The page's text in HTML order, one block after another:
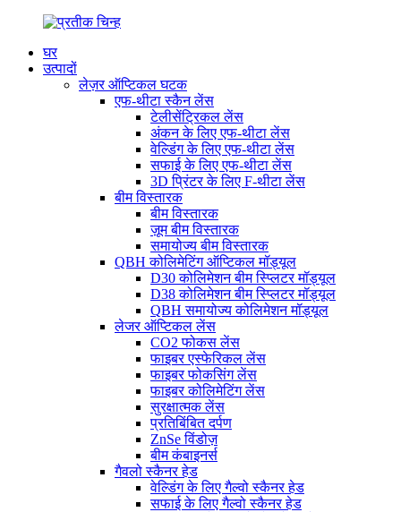
घर
उत्पादों
लेज़र ऑप्टिकल घटक
एफ-थीटा स्कैन लेंस
टेलीसेंट्रिकल लेंस
अंकन के लिए एफ-थीटा लेंस
वेल्डिंग के लिए एफ-थीटा लेंस
सफाई के लिए एफ-थीटा लेंस
3D प्रिंटर के लिए F-थीटा लेंस
बीम विस्तारक
बीम विस्तारक
ज़ूम बीम विस्तारक
समायोज्य बीम विस्तारक
QBH कोलिमेटिंग ऑप्टिकल मॉड्यूल
D30 कोलिमेशन बीम स्प्लिटर मॉड्यूल
D38 कोलिमेशन बीम स्प्लिटर मॉड्यूल
QBH समायोज्य कोलिमेशन मॉड्यूल
लेजर ऑप्टिकल लेंस
CO2 फोकस लेंस
फाइबर एस्फेरिकल लेंस
फाइबर फोकसिंग लेंस
फाइबर कोलिमेटिंग लेंस
सुरक्षात्मक लेंस
प्रतिबिंबित दर्पण
ZnSe विंडोज़
बीम कंबाइनर्स
गैवलो स्कैनर हेड
वेल्डिंग के लिए गैल्वो स्कैनर हेड
सफाई के लिए गैल्वो स्कैनर हेड